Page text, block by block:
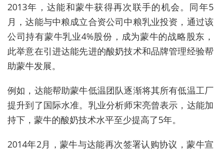
2013年，达能和蒙牛获得再次联手的机会。同年5
月，达能与中粮成立合资公司中粮乳业投资，通过该
公司持有蒙牛乳业4%股份，成为蒙牛的战略股东，
此举意在引进达能先进的酸奶技术和品牌管理经验帮
助蒙牛发展。
例如，达能帮助蒙牛低温团队逐渐将其所有低温工厂
提升到了国际水准。乳业分析师宋亮曾表示，达能加
持下，蒙牛的酸奶技术水平至少提高了5年。
2014年2月，蒙牛与达能再次签署认购协议，蒙牛宣